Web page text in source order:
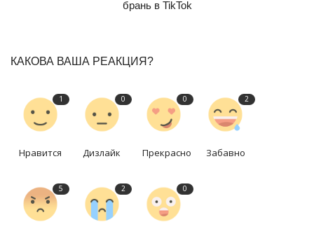
брань в TikTok
КАКОВА ВАША РЕАКЦИЯ?
1
Нравится
0
Дизлайк
0
Прекрасно
2
Забавно
5 2 0